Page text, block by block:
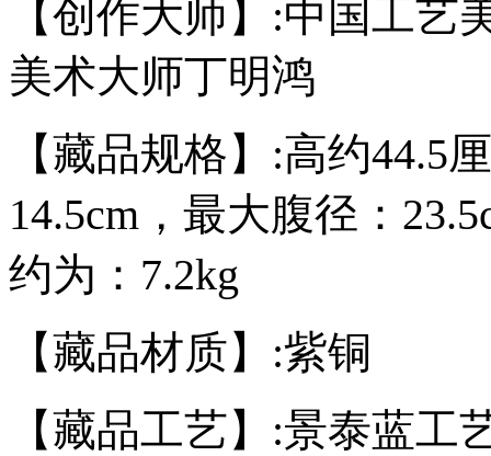
【创作大师】 :中国工艺
美术大师丁明鸿
【藏品规格】 :高约44.5
14.5cm，最大腹径：
约为：7.2kg
【藏品材质】 :紫铜
【藏品工艺】 :景泰蓝工